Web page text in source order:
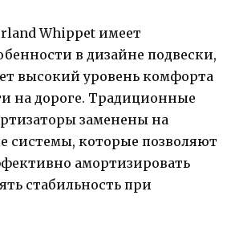
Whippet имеет
в дизайне подвески,
высокий уровень комфорта
на дороге. Традиционные
заменены на
системы, которые позволяют
амортизировать
стабильность при